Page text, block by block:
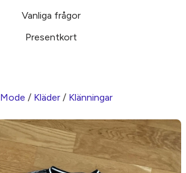
Vanliga frågor
Presentkort
Mode / Kläder / Klänningar